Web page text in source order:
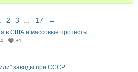
2 3 17 →
в США и массовые протесты
4 +1
заводы при СССР